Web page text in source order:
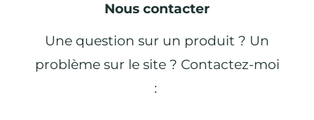
Nous contacter
Une question sur un produit ? Un
problème sur le site ? Contactez-moi
: